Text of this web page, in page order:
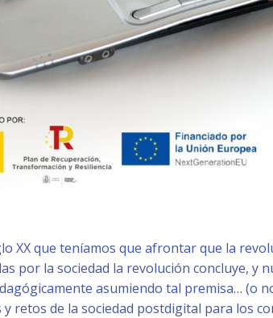
que teníamos que afrontar que la
por la sociedad la revolución concluye, y
asumiendo tal premisa… (o
de la sociedad postdigital para los